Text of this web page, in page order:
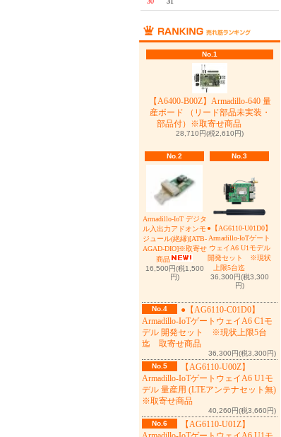
No.1
【A6400-B00Z】Armadillo-640 量
産ボード （リード部品未実装・
部品付）※取寄せ商品
28,710円(税2,610円)
No.2
Armadillo-IoT デジタ
ル入出力アドオンモ
ジュール(絶縁)[ATB-
AGAD-DIO]※取寄せ
商品
16,500円(税1,500
円)
No.3
●【AG6110-U01D0】
Armadillo-IoTゲート
ウェイA6 U1モデル
開発セット ※現状
上限5台迄
36,300円(税3,300
円)
No.4
●【AG6110-C01D0】
Armadillo-IoTゲートウェイA6 C1モ
デル 開発セット ※現状上限5台
迄 取寄せ商品
36,300円(税3,300円)
No.5
【AG6110-U00Z】
Armadillo-IoTゲートウェイA6 U1モ
デル 量産用 (LTEアンテナセット無)
※取寄せ商品
40,260円(税3,660円)
No.6
【AG6110-U01Z】